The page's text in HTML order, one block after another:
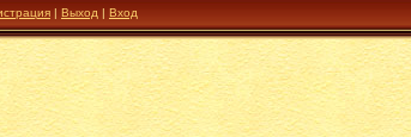
| Выход | Вход